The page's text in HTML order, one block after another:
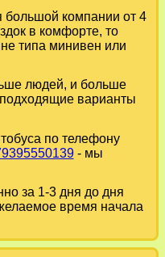
большой компании от 4
в комфорте, то
типа минивен или
людей, и больше
варианты
по телефону
- мы
за 1-3 дня до дня
время начала